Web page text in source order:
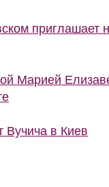
приглашает
Марией
Вучича в Киев